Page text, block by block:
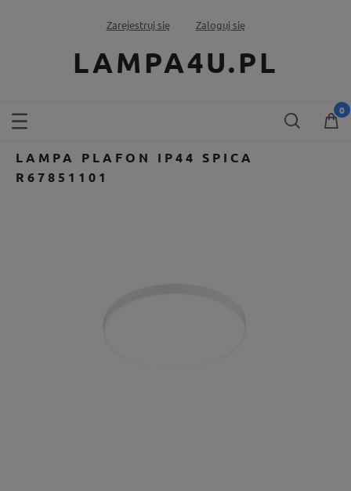
Zarejestruj się Zaloguj się
LAMPA4U.PL
LAMPA PLAFON IP44 SPICA
R67851101